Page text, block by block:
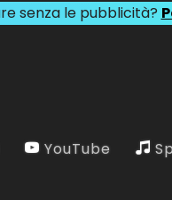
senza le pubblicità?
YouTube